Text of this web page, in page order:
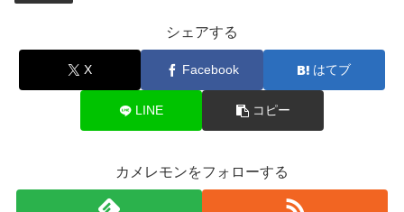
シェアする
X Facebook はてブ
LINE コピー
カメレモンをフォローする